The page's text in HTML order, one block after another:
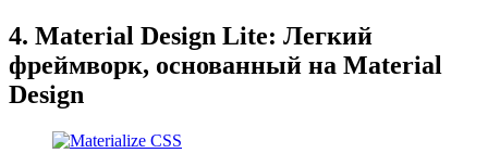
4. Material Design Lite: Легкий
фреймворк, основанный на Material
Design